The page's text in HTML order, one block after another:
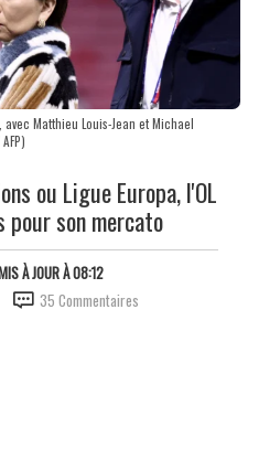
Matthieu Louis-Jean et Michael
ou Ligue Europa, l'OL
pour son mercato
À JOUR À 08:12
35 Commentaires